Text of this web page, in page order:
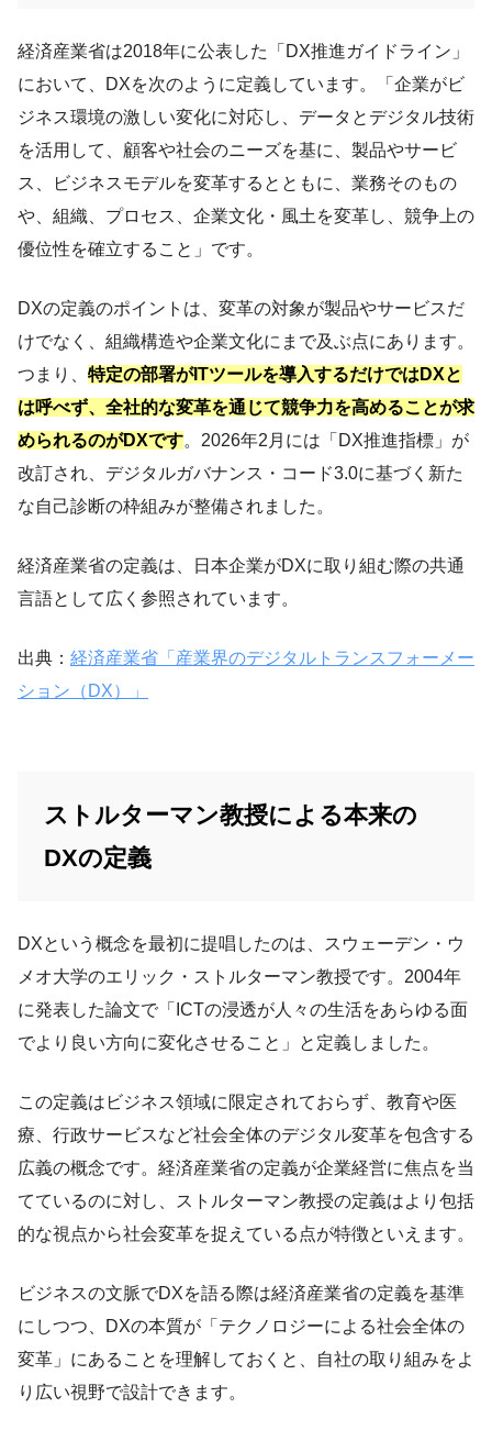
経済産業省は2018年に公表した「DX推進ガイドライン」
において、DXを次のように定義しています。「企業がビ
ジネス環境の激しい変化に対応し、データとデジタル技術
を活用して、顧客や社会のニーズを基に、製品やサービ
ス、ビジネスモデルを変革するとともに、業務そのもの
や、組織、プロセス、企業文化・風土を変革し、競争上の
優位性を確立すること」です。
DXの定義のポイントは、変革の対象が製品やサービスだ
けでなく、組織構造や企業文化にまで及ぶ点にあります。
つまり、 特定の部署がITツールを導入するだけではDXと
は呼べず、全社的な変革を通じて競争力を高めることが求
められるのがDXです。2026年2月には「DX推進指標」が
改訂され、デジタルガバナンス・コード3.0に基づく新た
な自己診断の枠組みが整備されました。
経済産業省の定義は、日本企業がDXに取り組む際の共通
言語として広く参照されています。
出典： 経済産業省「産業界のデジタルトランスフォーメー
ション（DX）」
ストルターマン教授による本来の
DXの定義
DXという概念を最初に提唱したのは、スウェーデン・ウ
メオ大学のエリック・ストルターマン教授です。2004年
に発表した論文で「ICTの浸透が人々の生活をあらゆる面
でより良い方向に変化させること」と定義しました。
この定義はビジネス領域に限定されておらず、教育や医
療、行政サービスなど社会全体のデジタル変革を包含する
広義の概念です。経済産業省の定義が企業経営に焦点を当
てているのに対し、ストルターマン教授の定義はより包括
的な視点から社会変革を捉えている点が特徴といえます。
ビジネスの文脈でDXを語る際は経済産業省の定義を基準
にしつつ、DXの本質が「テクノロジーによる社会全体の
変革」にあることを理解しておくと、自社の取り組みをよ
り広い視野で設計できます。